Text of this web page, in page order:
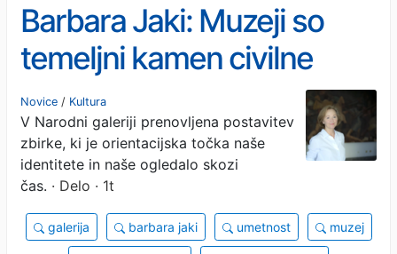
Barbara Jaki: Muzeji so
temeljni kamen civilne
družbe
Novice / Kultura
V Narodni galeriji prenovljena postavitev
zbirke, ki je orientacijska točka naše
identitete in naše ogledalo skozi
čas. · Delo · 1t
galerija barbara jaki umetnost muzej